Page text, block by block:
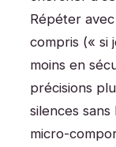
Répéter
compris (« si
moins en
précisions
silences
micro-